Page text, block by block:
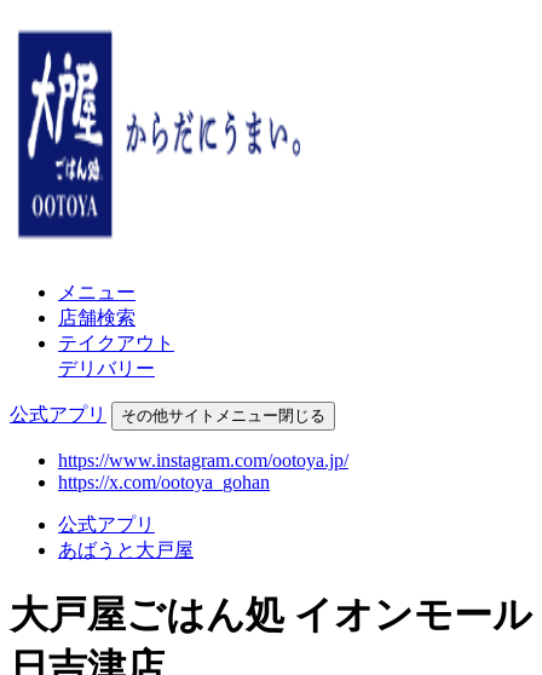
メニュー
店舗検索
テイクアウト
デリバリー
公式アプリ その他サイトメニュー閉じる
https://www.instagram.com/ootoya.jp/
https://x.com/ootoya_gohan
公式アプリ
あばうと大戸屋
大戸屋ごはん処 イオンモール